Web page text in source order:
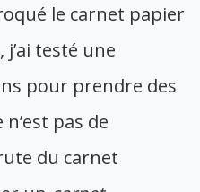
le carnet papier
testé une
pour prendre des
n’est pas de
du carnet